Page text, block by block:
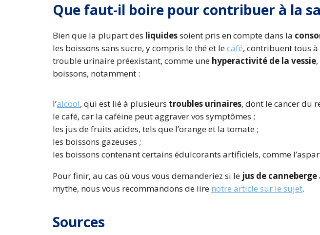
Que faut-il boire pour contribuer à la
Bien que la plupart des liquidessoient pris en compte dans la
les boissons sans sucre, y compris le thé et lecafé, contribuent tous
trouble urinaire préexistant, comme une hyperactivité de la vessie
boissons, notamment :
l’alcool, qui est lié à plusieurs troubles urinaires, dont le cancer du
le café, car la caféine peut aggraver vos symptômes ;
les jus de fruits acides, tels que l’orange et la tomate ;
les boissons gazeuses ;
les boissons contenant certains édulcorants artificiels, comme
Pour finir, au cas où vous vous demanderiez si le jus de canneberge
mythe, nous vous recommandons de lire notre article sur le sujet.
Sources